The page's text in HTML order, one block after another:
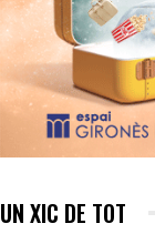
UN XIC DE TOT